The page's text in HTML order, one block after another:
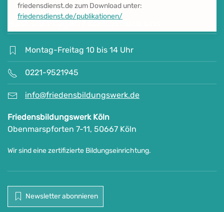
friedensdienst.de zum Download unter:
friedensdienst.de/publikationen/
Hast Du Fragen? Kontaktiere uns
Montag-Freitag 10 bis 14 Uhr
0221-9521945
info@friedensbildungswerk.de
Friedensbildungswerk Köln
Obenmarspforten 7-11, 50667 Köln
Wir sind eine zertifizierte Bildungseinrichtung.
Newsletter abonnieren